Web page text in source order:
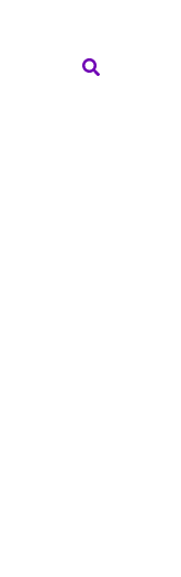
Search